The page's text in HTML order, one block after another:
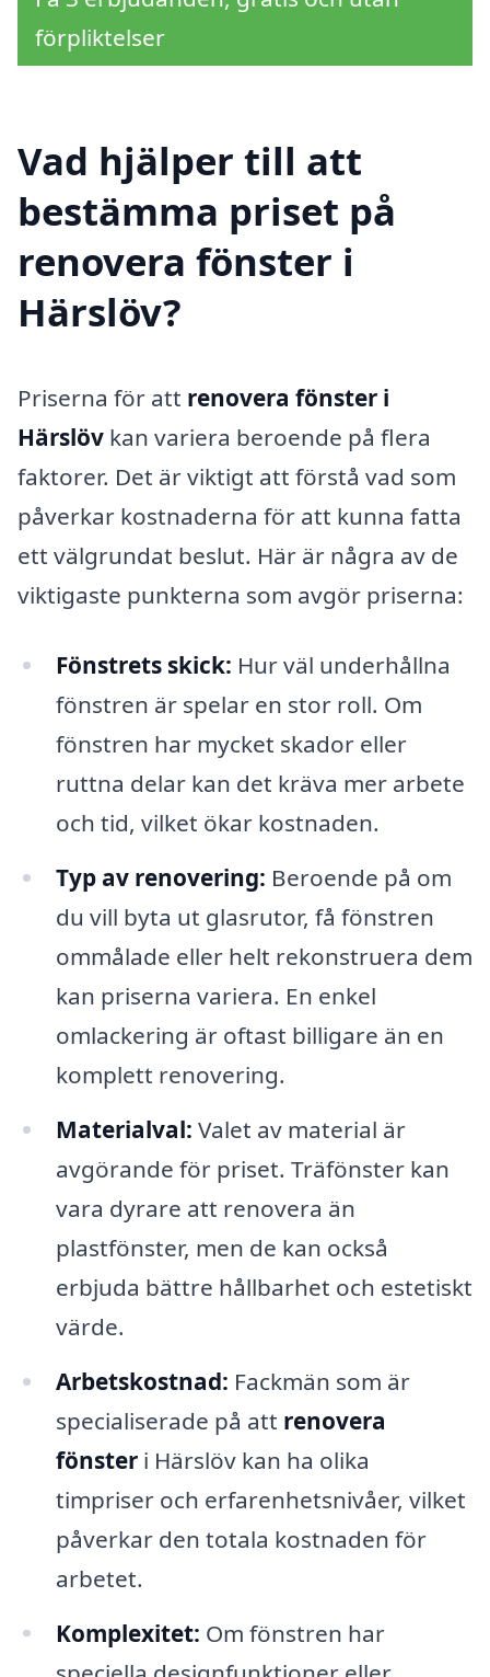
förpliktelser
Vad hjälper till att
bestämma priset på
renovera fönster i
Härslöv?
Priserna för att renovera fönster i
Härslöv kan variera beroende på flera
faktorer. Det är viktigt att förstå vad som
påverkar kostnaderna för att kunna fatta
ett välgrundat beslut. Här är några av de
viktigaste punkterna som avgör priserna:
Fönstrets skick: Hur väl underhållna
fönstren är spelar en stor roll. Om
fönstren har mycket skador eller
ruttna delar kan det kräva mer arbete
och tid, vilket ökar kostnaden.
Typ av renovering: Beroende på om
du vill byta ut glasrutor, få fönstren
ommålade eller helt rekonstruera dem
kan priserna variera. En enkel
omlackering är oftast billigare än en
komplett renovering.
Materialval: Valet av material är
avgörande för priset. Träfönster kan
vara dyrare att renovera än
plastfönster, men de kan också
erbjuda bättre hållbarhet och estetiskt
värde.
Arbetskostnad: Fackmän som är
specialiserade på att renovera
fönsteri Härslöv kan ha olika
timpriser och erfarenhetsnivåer, vilket
påverkar den totala kostnaden för
arbetet.
Komplexitet: Om fönstren har